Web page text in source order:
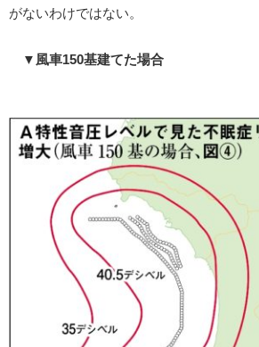
がないわけではない。
▼風車150基建てた場合